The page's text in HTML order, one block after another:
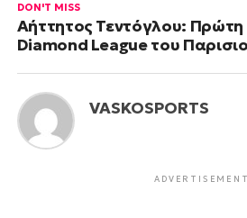
DON'T MISS
Αήττητος Τεντόγλου: Πρώτη
Diamond League του
VASKOSPORTS
ADVERTISEMENT